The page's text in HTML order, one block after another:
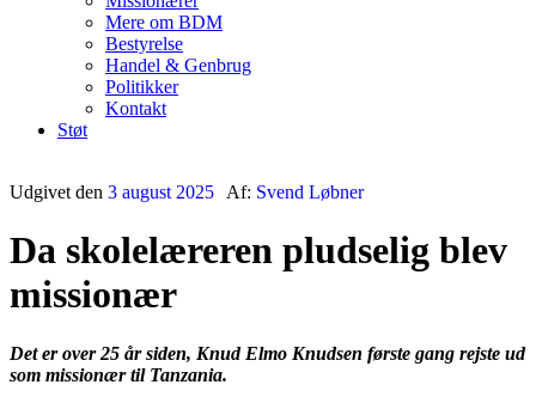
Mere om BDM
Bestyrelse
Handel & Genbrug
Politikker
Kontakt
Støt
Udgivet den 3 august 2025 Af: Svend Løbner
Da skolelæreren pludselig blev
missionær
Det er over 25 år siden, Knud Elmo Knudsen første gang rejste ud
som missionær til Tanzania.